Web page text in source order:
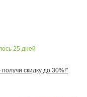
25 дней
скидку до 30%!"